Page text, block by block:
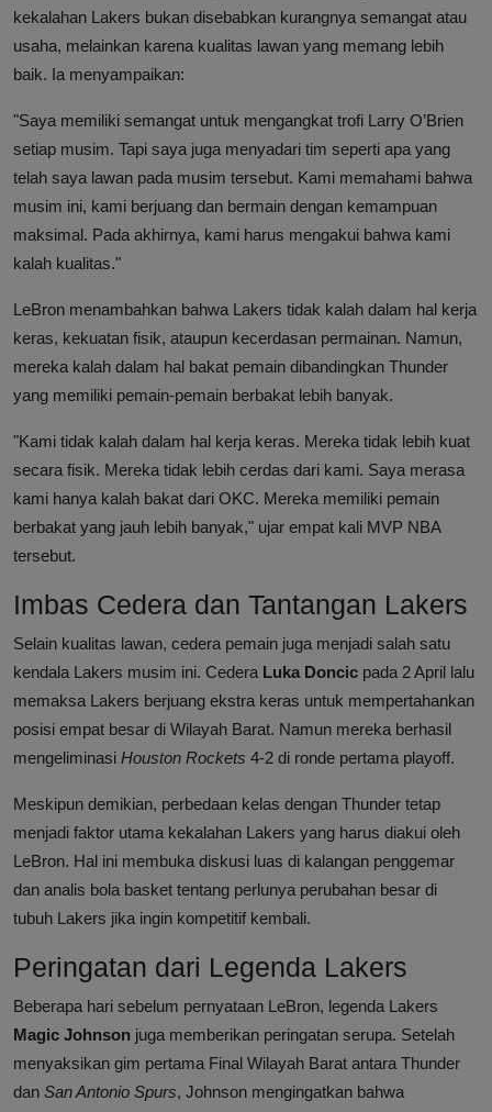
kekalahan Lakers bukan disebabkan kurangnya semangat atau
usaha, melainkan karena kualitas lawan yang memang lebih
baik. Ia menyampaikan:
"Saya memiliki semangat untuk mengangkat trofi Larry O’Brien
setiap musim. Tapi saya juga menyadari tim seperti apa yang
telah saya lawan pada musim tersebut. Kami memahami bahwa
musim ini, kami berjuang dan bermain dengan kemampuan
maksimal. Pada akhirnya, kami harus mengakui bahwa kami
kalah kualitas."
LeBron menambahkan bahwa Lakers tidak kalah dalam hal kerja
keras, kekuatan fisik, ataupun kecerdasan permainan. Namun,
mereka kalah dalam hal bakat pemain dibandingkan Thunder
yang memiliki pemain-pemain berbakat lebih banyak.
"Kami tidak kalah dalam hal kerja keras. Mereka tidak lebih kuat
secara fisik. Mereka tidak lebih cerdas dari kami. Saya merasa
kami hanya kalah bakat dari OKC. Mereka memiliki pemain
berbakat yang jauh lebih banyak," ujar empat kali MVP NBA
tersebut.
Imbas Cedera dan Tantangan Lakers
Selain kualitas lawan, cedera pemain juga menjadi salah satu
kendala Lakers musim ini. Cedera Luka Doncic pada 2 April lalu
memaksa Lakers berjuang ekstra keras untuk mempertahankan
posisi empat besar di Wilayah Barat. Namun mereka berhasil
mengeliminasi Houston Rockets 4-2 di ronde pertama playoff.
Meskipun demikian, perbedaan kelas dengan Thunder tetap
menjadi faktor utama kekalahan Lakers yang harus diakui oleh
LeBron. Hal ini membuka diskusi luas di kalangan penggemar
dan analis bola basket tentang perlunya perubahan besar di
tubuh Lakers jika ingin kompetitif kembali.
Peringatan dari Legenda Lakers
Beberapa hari sebelum pernyataan LeBron, legenda Lakers
Magic Johnson juga memberikan peringatan serupa. Setelah
menyaksikan gim pertama Final Wilayah Barat antara Thunder
dan San Antonio Spurs, Johnson mengingatkan bahwa